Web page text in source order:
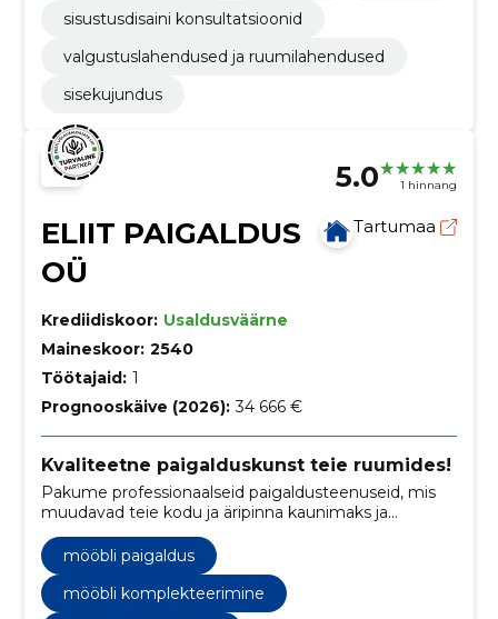
sisustusdisaini konsultatsioonid
valgustuslahendused ja ruumilahendused
sisekujundus
5.0 1 hinnang
ELIIT PAIGALDUS
OÜ
Tartumaa
Krediidiskoor: Usaldusväärne
Maineskoor: 2540
Töötajaid: 1
Prognooskäive (2026): 34 666 €
Kvaliteetne paigalduskunst teie ruumides!
Pakume professionaalseid paigaldusteenuseid, mis
muudavad teie kodu ja äripinna kaunimaks ja
mööbli paigaldus
mööbli komplekteerimine